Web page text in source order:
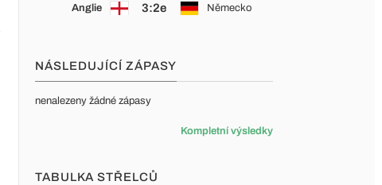
Anglie 3:2e Německo
NÁSLEDUJÍCÍ ZÁPASY
nenalezeny žádné zápasy
Kompletní výsledky
TABULKA STŘELCŮ